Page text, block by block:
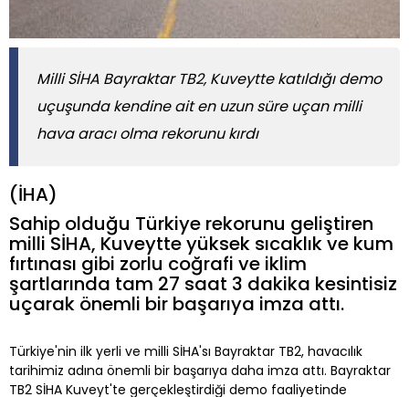
Milli SİHA Bayraktar TB2, Kuveytte katıldığı demo
uçuşunda kendine ait en uzun süre uçan milli
hava aracı olma rekorunu kırdı
(İHA)
Sahip olduğu Türkiye rekorunu geliştiren
milli SİHA, Kuveytte yüksek sıcaklık ve kum
fırtınası gibi zorlu coğrafi ve iklim
şartlarında tam 27 saat 3 dakika kesintisiz
uçarak önemli bir başarıya imza attı.
Türkiye'nin ilk yerli ve milli SİHA'sı Bayraktar TB2, havacılık
tarihimiz adına önemli bir başarıya daha imza attı. Bayraktar
TB2 SİHA Kuveyt'te gerçekleştirdiği demo faaliyetinde